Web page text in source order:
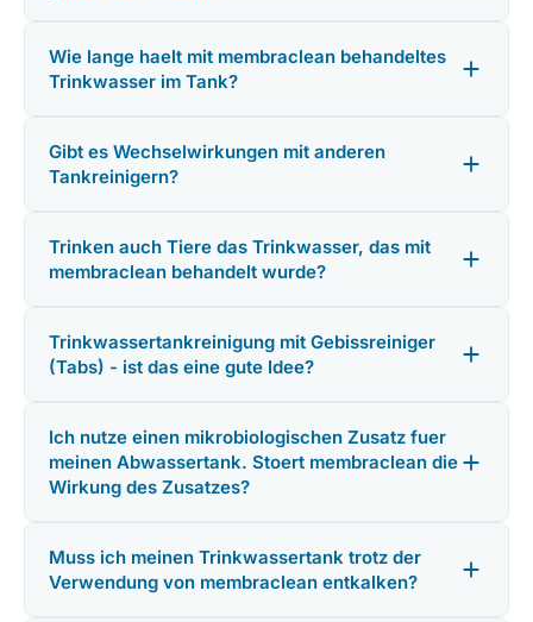
Wie lange haelt mit membraclean behandeltes
Trinkwasser im Tank?
Gibt es Wechselwirkungen mit anderen
Tankreinigern?
Trinken auch Tiere das Trinkwasser, das mit
membraclean behandelt wurde?
Trinkwassertankreinigung mit Gebissreiniger
(Tabs) - ist das eine gute Idee?
Ich nutze einen mikrobiologischen Zusatz fuer
meinen Abwassertank. Stoert membraclean die
Wirkung des Zusatzes?
Muss ich meinen Trinkwassertank trotz der
Verwendung von membraclean entkalken?